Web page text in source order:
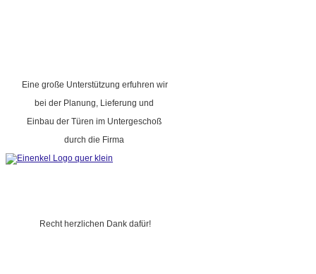
Eine große Unterstützung erfuhren wir
bei der Planung, Lieferung und
Einbau der Türen im Untergeschoß
durch die Firma
Recht herzlichen Dank dafür!